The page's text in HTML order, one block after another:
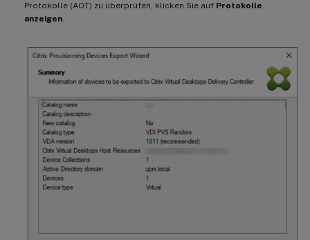
Protokolle (AOT) zu überprüfen, klicken Sie auf Protokolle
anzeigen